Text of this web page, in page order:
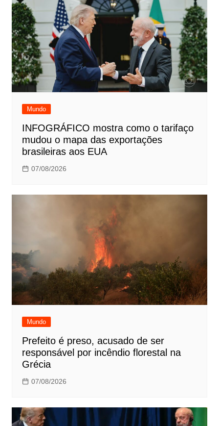
Mundo
INFOGRÁFICO mostra como o tarifaço
mudou o mapa das exportações
brasileiras aos EUA
07/08/2026
Mundo
Prefeito é preso, acusado de ser
responsável por incêndio florestal na
Grécia
07/08/2026